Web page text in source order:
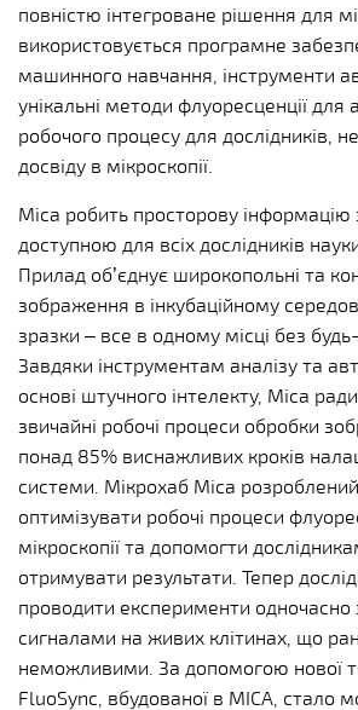
повністю інтегроване рішення для
використовується програмне
машинного навчання, інструменти
унікальні методи флуоресценції для
робочого процесу для дослідників,
досвіду в мікроскопії.
Mica робить просторову інформацію
доступною для всіх дослідників
Прилад об’єднує широкопольні та
зображення в інкубаційному
зразки – все в одному місці без
Завдяки інструментам аналізу та
основі штучного інтелекту, Mica
звичайні робочі процеси обробки
понад 85% виснажливих кроків
системи. Мікрохаб Mica
оптимізувати робочі процеси
мікроскопії та допомогти
отримувати результати. Тепер
проводити експерименти одночасно
сигналами на живих клітинах, що
неможливими. За допомогою нової
FluoSync, вбудованої в MICA, стало